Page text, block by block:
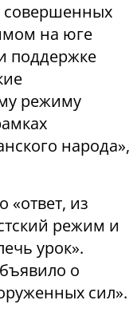
совершенных
на юге
поддержке
режиму
народа»,
«ответ, из
режим и
урок».
о
сил».